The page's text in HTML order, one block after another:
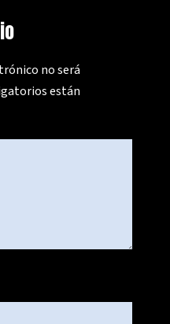
no será
están